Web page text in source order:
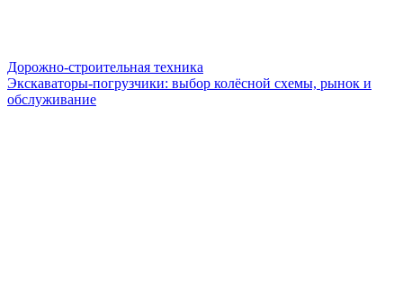
Дорожно-строительная техника
Экскаваторы-погрузчики: выбор колёсной схемы, рынок и
обслуживание